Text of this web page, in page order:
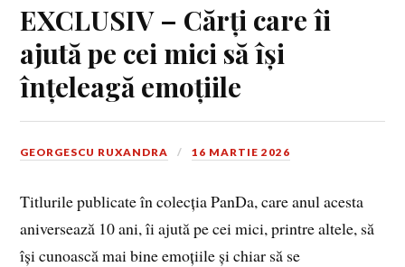
EXCLUSIV – Cărți care îi
ajută pe cei mici să își
înțeleagă emoțiile
GEORGESCU RUXANDRA 16 MARTIE 2026
Titlurile publicate în colecția PanDa, care anul acesta
aniversează 10 ani, îi ajută pe cei mici, printre altele, să
își cunoască mai bine emoțiile și chiar să se